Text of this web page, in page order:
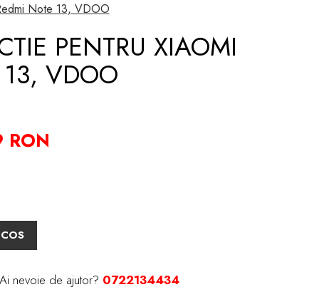
Note 13, VDOO
PENTRU XIAOMI
VDOO
RON
Ai nevoie de ajutor? 0722134434